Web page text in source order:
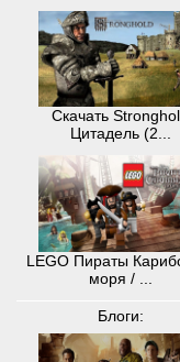
Скачать
Цитадель (2...
LEGO Пираты
моря / ...
Блоги: